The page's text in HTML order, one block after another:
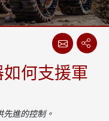
何支援軍
進的控制。